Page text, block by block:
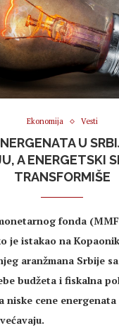
Ekonomija Vesti
U
A ENERGETSKI
TRANSFORMIŠE
fonda
je istakao na
aranžmana Srbije
budžeta i fiskalna
niske cene